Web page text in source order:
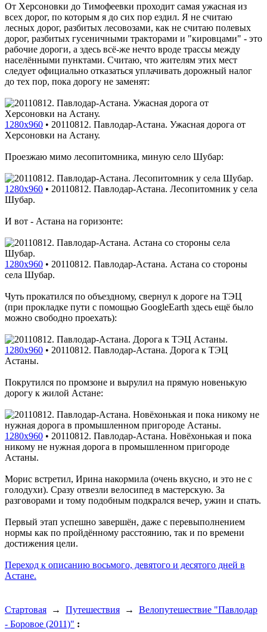
От Херсоновки до Тимофеевки проходит самая ужасная из
всех дорог, по которым я до сих пор ездил. Я не считаю
лесных дорог, разбитых лесовозами, как не считаю полевых
дорог, разбитых гусеничными тракторами и "кировцами" - это
рабочие дороги, а здесь всё-же нечто вроде трассы между
населёнными пунктами. Считаю, что жителям этих мест
следует официально отказаться уплачивать дорожный налог
до тех пор, пока дорогу не заменят:
1280x960 • 20110812. Павлодар-Астана. Ужасная дорога от
Херсоновки на Астану.
Проезжаю мимо лесопитомника, миную село Шубар:
1280x960 • 20110812. Павлодар-Астана. Лесопитомник у села
Шубар.
И вот - Астана на горизонте:
1280x960 • 20110812. Павлодар-Астана. Астана со стороны
села Шубар.
Чуть прокатился по объездному, свернул к дороге на ТЭЦ
(при прокладке пути с помощью GoogleEarth здесь ещё было
можно свободно проехать):
1280x960 • 20110812. Павлодар-Астана. Дорога к ТЭЦ
Астаны.
Покрутился по промзоне и вырулил на прямую новенькую
дорогу к жилой Астане:
1280x960 • 20110812. Павлодар-Астана. Новёхонькая и пока
никому не нужная дорога в промышленном пригороде
Астаны.
Морис встретил, Ирина накормила (очень вкусно, и это не с
голодухи). Сразу отвезли велосипед в мастерскую. За
разговорами и тому подобным подкрался вечер, ужин и спать.
Первый этап успешно завершён, даже с перевыполнением
нормы как по пройдённому расстоянию, так и по времени
достижения цели.
Переход к описанию восьмого, девятого и десятого дней в
Астане.
Стартовая → Путешествия → Велопутешествие "Павлодар
- Боровое (2011)" :